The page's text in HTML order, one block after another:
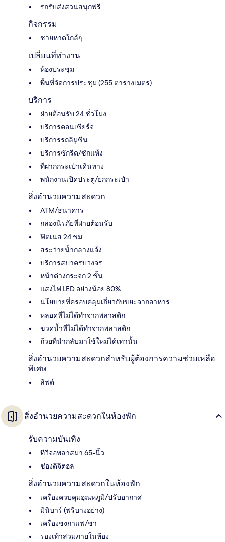
รถรับส่งสวนสนุกฟรี
กิจกรรม
ชายหาดใกล้ๆ
เปลี่ยนที่ทำงาน
ห้องประชุม
พื้นที่จัดการประชุม (255 ตารางเมตร)
บริการ
ฝ่ายต้อนรับ 24 ชั่วโมง
บริการคอนเซียร์จ
บริการรถลิมูซีน
บริการซักรีด/ซักแห้ง
ที่ฝากกระเป๋าเดินทาง
พนักงานเปิดประตู/ยกกระเป๋า
สิ่งอำนวยความสะดวก
ATM/ธนาคาร
กล่องนิรภัยที่ฝ่ายต้อนรับ
ฟิตเนส 24 ชม.
สระว่ายน้ำกลางแจ้ง
บริการสปาครบวงจร
หน้าต่างกระจก 2 ชั้น
แสงไฟ LED อย่างน้อย 80%
นโยบายที่ครอบคลุมเกี่ยวกับขยะจากอาหาร
หลอดที่ไม่ได้ทำจากพลาสติก
ขวดน้ำที่ไม่ได้ทำจากพลาสติก
ถ้วยที่นำกลับมาใช้ใหม่ได้เท่านั้น
สิ่งอำนวยความสะดวกสำหรับผู้ต้องการความช่วยเหลือ
พิเศษ
ลิฟต์
สิ่งอำนวยความสะดวกในห้องพัก
รับความบันเทิง
ทีวีจอพลาสมา 65-นิ้ว
ช่องดิจิตอล
สิ่งอำนวยความสะดวกในห้องพัก
เครื่องควบคุมอุณหภูมิ/ปรับอากาศ
มินิบาร์ (ฟรีบางอย่าง)
เครื่องชงกาแฟ/ชา
รองเท้าสวมภายในห้อง